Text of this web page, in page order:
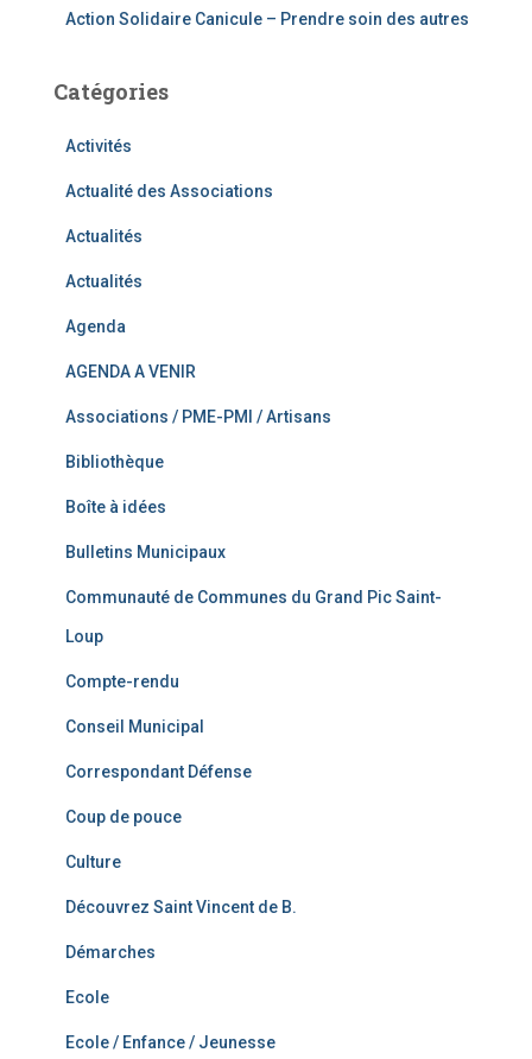
Action Solidaire Canicule – Prendre soin des autres
Catégories
Activités
Actualité des Associations
Actualités
Actualités
Agenda
AGENDA A VENIR
Associations / PME-PMI / Artisans
Bibliothèque
Boîte à idées
Bulletins Municipaux
Communauté de Communes du Grand Pic Saint-
Loup
Compte-rendu
Conseil Municipal
Correspondant Défense
Coup de pouce
Culture
Découvrez Saint Vincent de B.
Démarches
Ecole
Ecole / Enfance / Jeunesse